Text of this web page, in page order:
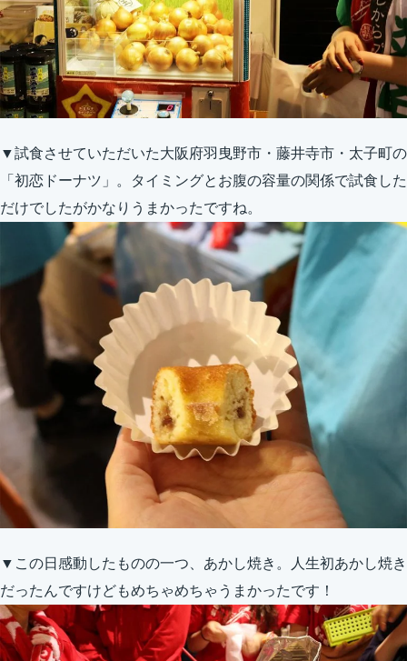
▼試食させていただいた大阪府羽曳野市・藤井寺市・太子町の
「初恋ドーナツ」。タイミングとお腹の容量の関係で試食した
だけでしたがかなりうまかったですね。
▼この日感動したものの一つ、あかし焼き。人生初あかし焼き
だったんですけどもめちゃめちゃうまかったです！